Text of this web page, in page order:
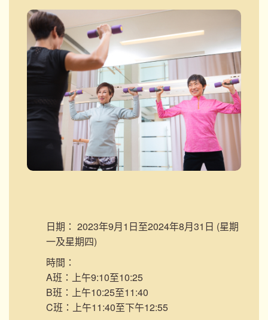
日期： 2023年9月1日至2024年8月31日 (星期
一及星期四)
時間：
A班：上午9:10至10:25
B班：上午10:25至11:40
C班：上午11:40至下午12:55